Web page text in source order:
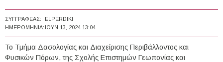
ΣΥΓΓΡΑΦΈΑΣ:
ELPERDIKI
ΗΜΕΡΟΜΗΝΊΑ: ΙΟΥΝ 13, 2024 13:04
Το Τμήμα Δασολογίας και Διαχείρισης Περιβάλλοντος και
Φυσικών Πόρων, της Σχολής Επιστημών Γεωπονίας και